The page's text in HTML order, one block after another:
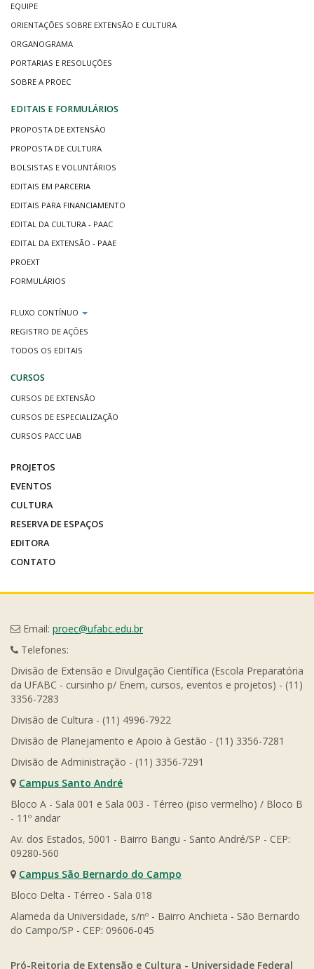
EQUIPE
ORIENTAÇÕES SOBRE EXTENSÃO E CULTURA
ORGANOGRAMA
PORTARIAS E RESOLUÇÕES
SOBRE A PROEC
EDITAIS E FORMULÁRIOS
PROPOSTA DE EXTENSÃO
PROPOSTA DE CULTURA
BOLSISTAS E VOLUNTÁRIOS
EDITAIS EM PARCERIA
EDITAIS PARA FINANCIAMENTO
EDITAL DA CULTURA - PAAC
EDITAL DA EXTENSÃO - PAAE
PROEXT
FORMULÁRIOS
FLUXO CONTÍNUO
REGISTRO DE AÇÕES
TODOS OS EDITAIS
CURSOS
CURSOS DE EXTENSÃO
CURSOS DE ESPECIALIZAÇÃO
CURSOS PACC UAB
PROJETOS
EVENTOS
CULTURA
RESERVA DE ESPAÇOS
EDITORA
CONTATO
Email: proec@ufabc.edu.br
Telefones:
Divisão de Extensão e Divulgação Científica (Escola Preparatória
da UFABC - cursinho p/ Enem, cursos, eventos e projetos) - (11)
3356-7283
Divisão de Cultura - (11) 4996-7922
Divisão de Planejamento e Apoio à Gestão - (11) 3356-7281
Divisão de Administração - (11) 3356-7291
Campus Santo André
Bloco A - Sala 001 e Sala 003 - Térreo (piso vermelho) / Bloco B
- 11º andar
Av. dos Estados, 5001 - Bairro Bangu - Santo André/SP - CEP:
09280-560
Campus São Bernardo do Campo
Bloco Delta - Térreo - Sala 018
Alameda da Universidade, s/nº - Bairro Anchieta - São Bernardo
do Campo/SP - CEP: 09606-045
Pró-Reitoria de Extensão e Cultura - Universidade Federal